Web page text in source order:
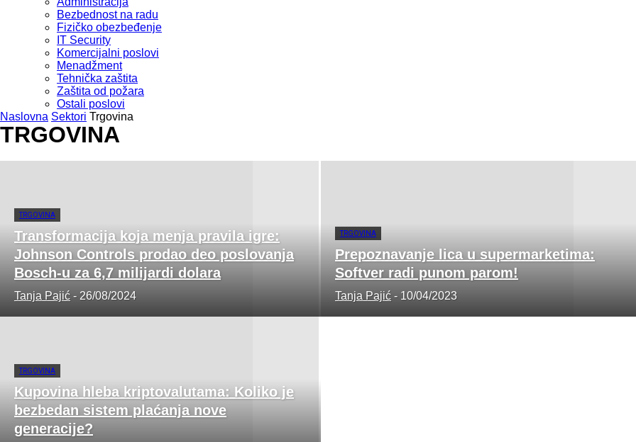
Bezbednost na radu
Fizičko obezbeđenje
IT Security
Komercijalni poslovi
Menadžment
Tehnička zaštita
Zaštita od požara
Ostali poslovi
Naslovna Sektori Trgovina
TRGOVINA
TRGOVINA
Transformacija koja menja pravila igre:
Johnson Controls prodao deo poslovanja
Bosch-u za 6,7 milijardi dolara
Tanja Pajić - 26/08/2024
TRGOVINA
Prepoznavanje lica u supermarketima:
Softver radi punom parom!
Tanja Pajić - 10/04/2023
TRGOVINA
Kupovina hleba kriptovalutama: Koliko je
bezbedan sistem plaćanja nove
generacije?